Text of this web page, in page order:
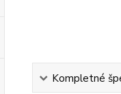
Kompletné